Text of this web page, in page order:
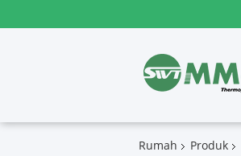
Rumah Produk